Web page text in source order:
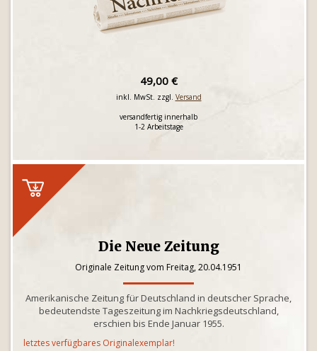
49,00 €
inkl. MwSt. zzgl. Versand
versandfertig innerhalb
1-2 Arbeitstage
Die Neue Zeitung
Originale Zeitung vom Freitag, 20.04.1951
Amerikanische Zeitung für Deutschland in deutscher Sprache,
bedeutendste Tageszeitung im Nachkriegsdeutschland,
erschien bis Ende Januar 1955.
letztes verfügbares Originalexemplar!